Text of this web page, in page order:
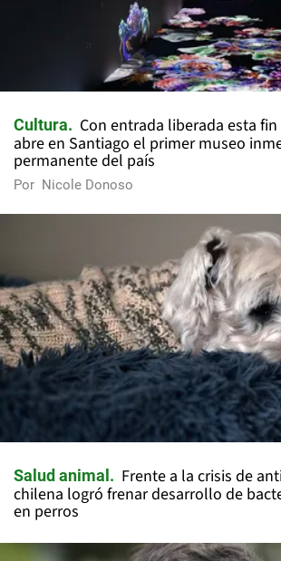
Cultura
Con entrada liberada esta
abre en Santiago el primer museo
permanente del país
Por Nicole Donoso
Salud animal
Frente a la crisis de
chilena logró frenar desarrollo de
en perros